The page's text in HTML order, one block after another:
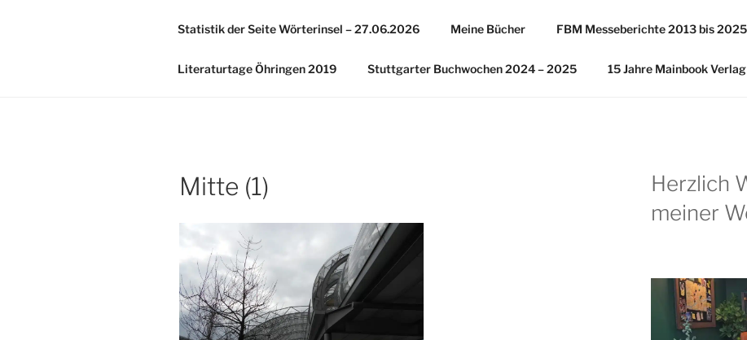
Statistik der Seite Wörterinsel – 27.06.2026 Meine Bücher FBM Messeberichte 2013 bis 2025
Literaturtage Öhringen 2019 Stuttgarter Buchwochen 2024 – 2025 15 Jahre Mainbook
Mitte (1)
Herzlich
meiner